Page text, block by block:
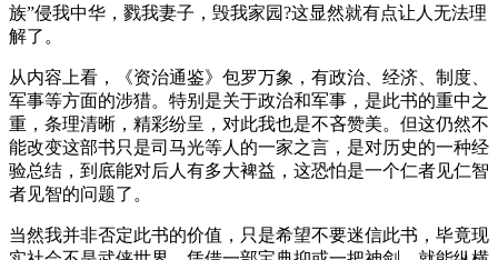
族”侵我中华，戮我妻子，毁我家园?这显然就有点让人无法理
解了。
从内容上看，《资治通鉴》包罗万象，有政治、经济、制度、
军事等方面的涉猎。特别是关于政治和军事，是此书的重中之
重，条理清晰，精彩纷呈，对此我也是不吝赞美。但这仍然不
能改变这部书只是司马光等人的一家之言，是对历史的一种经
验总结，到底能对后人有多大裨益，这恐怕是一个仁者见仁智
者见智的问题了。
当然我并非否定此书的价值，只是希望不要迷信此书，毕竟现